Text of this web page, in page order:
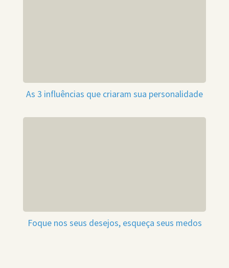
As 3 influências que criaram sua personalidade
Foque nos seus desejos, esqueça seus medos